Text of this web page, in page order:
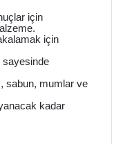
için
için
sayesinde
sabun, mumlar ve
kadar